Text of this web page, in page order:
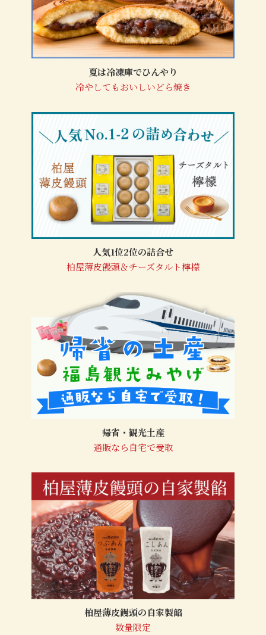
夏は冷凍庫でひんやり
冷やしてもおいしいどら焼き
人気1位2位の詰合せ
柏屋薄皮饅頭＆チーズタルト檸檬
帰省・観光土産
通販なら自宅で受取
柏屋薄皮饅頭の自家製餡
数量限定